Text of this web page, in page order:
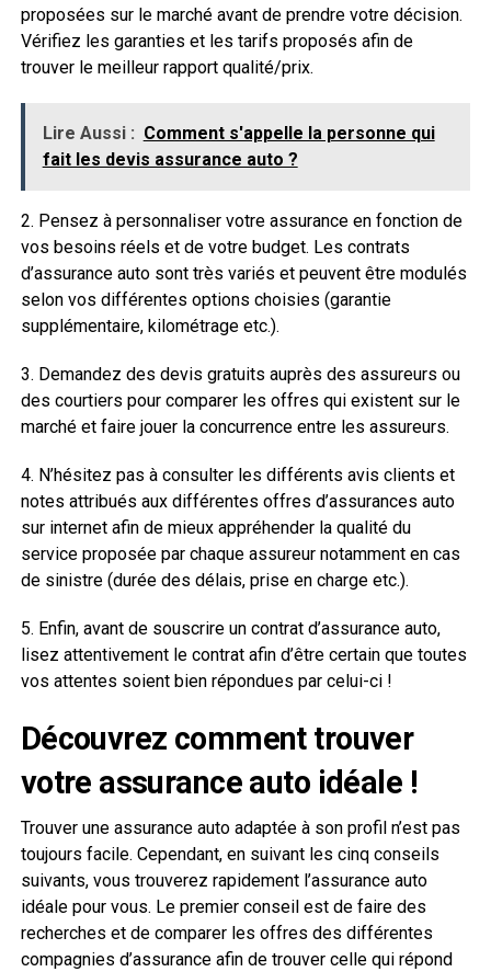
proposées sur le marché avant de prendre votre décision.
Vérifiez les garanties et les tarifs proposés afin de
trouver le meilleur rapport qualité/prix.
Lire Aussi : Comment s'appelle la personne qui
fait les devis assurance auto ?
2. Pensez à personnaliser votre assurance en fonction de
vos besoins réels et de votre budget. Les contrats
d’assurance auto sont très variés et peuvent être modulés
selon vos différentes options choisies (garantie
supplémentaire, kilométrage etc.).
3. Demandez des devis gratuits auprès des assureurs ou
des courtiers pour comparer les offres qui existent sur le
marché et faire jouer la concurrence entre les assureurs.
4. N’hésitez pas à consulter les différents avis clients et
notes attribués aux différentes offres d’assurances auto
sur internet afin de mieux appréhender la qualité du
service proposée par chaque assureur notamment en cas
de sinistre (durée des délais, prise en charge etc.).
5. Enfin, avant de souscrire un contrat d’assurance auto,
lisez attentivement le contrat afin d’être certain que toutes
vos attentes soient bien répondues par celui-ci !
Découvrez comment trouver
votre assurance auto idéale !
Trouver une assurance auto adaptée à son profil n’est pas
toujours facile. Cependant, en suivant les cinq conseils
suivants, vous trouverez rapidement l’assurance auto
idéale pour vous. Le premier conseil est de faire des
recherches et de comparer les offres des différentes
compagnies d’assurance afin de trouver celle qui répond